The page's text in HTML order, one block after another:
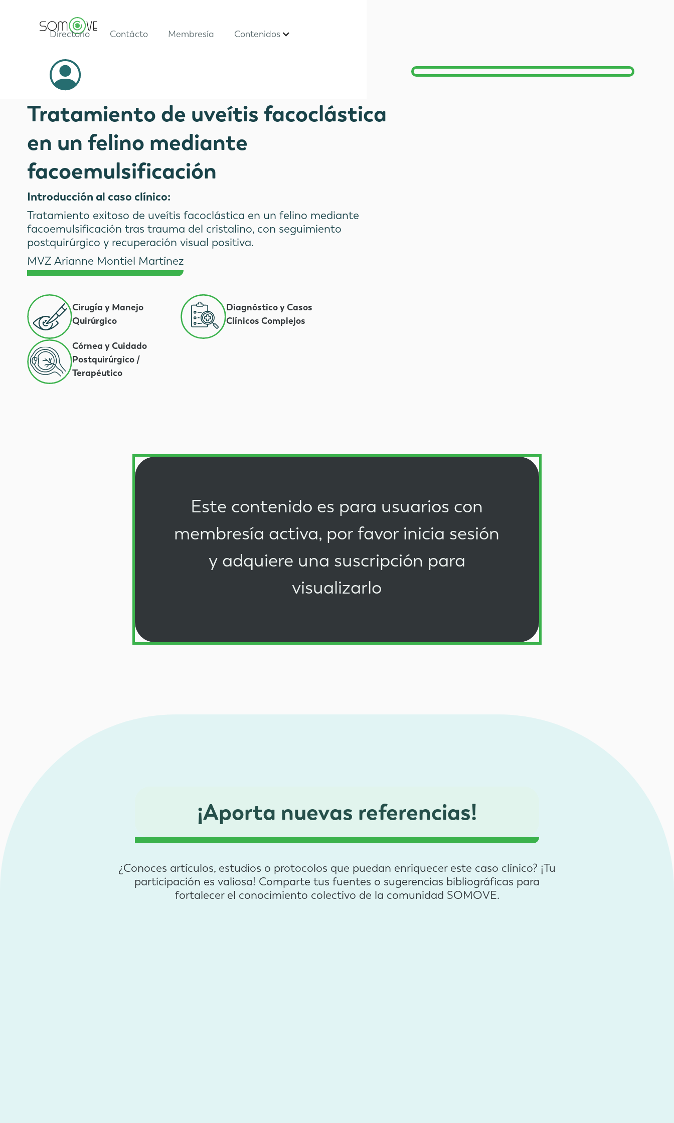
Directorio Contácto Membresía Contenidos
Casos Clínicos
Tratamiento de uveítis facoclástica
en un felino mediante
facoemulsificación
Introducción al caso clínico:
Tratamiento exitoso de uveítis facoclástica en un felino mediante
facoemulsificación tras trauma del cristalino, con seguimiento
postquirúrgico y recuperación visual positiva.
MVZ Arianne Montiel Martínez
Cirugía y Manejo
Quirúrgico
Diagnóstico y Casos
Clínicos Complejos
Córnea y Cuidado
Postquirúrgico /
Terapéutico
Este contenido es para usuarios con
membresía activa, por favor inicia sesión
y adquiere una suscripción para
visualizarlo
¡Aporta nuevas referencias!
¿Conoces artículos, estudios o protocolos que puedan enriquecer este caso clínico? ¡Tu
participación es valiosa! Comparte tus fuentes o sugerencias bibliográficas para
fortalecer el conocimiento colectivo de la comunidad SOMOVE.